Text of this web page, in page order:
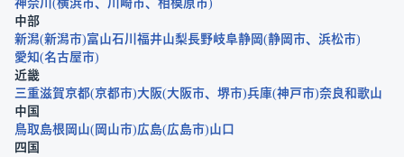
神奈川
横浜市 川崎市
相模原市
中部
新潟 新潟市 富山石川 福井山梨長野岐阜静岡 静岡市
浜松市
愛知 名古屋市
近畿
三重滋賀京都 京都市 大阪 大阪市 堺市 兵庫 神戸市 奈良和歌山
中国
鳥取島根 岡山 岡山市 広島 広島市 山口
四国